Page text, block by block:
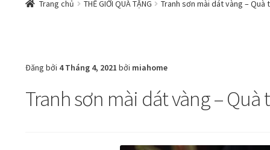
Kim liên vạn phúc phòng thờ
Quà Tết Doanh nghiệp 2026 Quy định khu vực giao hàng
Trang chủ THẾ GIỚI QUÀ TẶNG Tranh sơn mài dát vàng –
Đăng bởi 4 Tháng 4, 2021 bởi miahome
Tranh sơn mài dát vàng –